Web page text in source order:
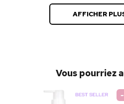
AFFICHER
Vous pourriez